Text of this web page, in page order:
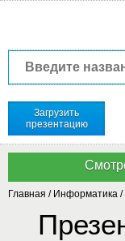
Загрузить
презентацию
Главная / Информатика /